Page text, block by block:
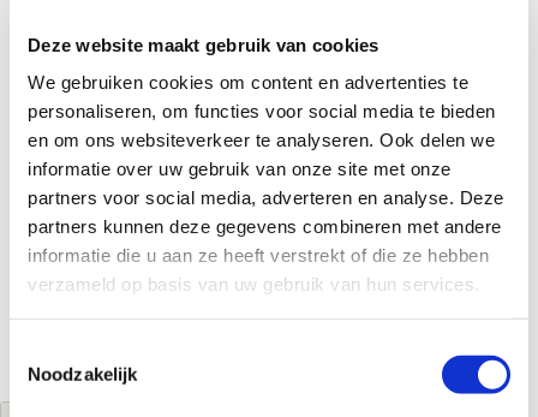
Deze website maakt gebruik van cookies
We gebruiken cookies om content en advertenties te
personaliseren, om functies voor social media te bieden
en om ons websiteverkeer te analyseren. Ook delen we
informatie over uw gebruik van onze site met onze
partners voor social media, adverteren en analyse. Deze
partners kunnen deze gegevens combineren met andere
informatie die u aan ze heeft verstrekt of die ze hebben
verzameld op basis van uw gebruik van hun services.
Noodzakelijk